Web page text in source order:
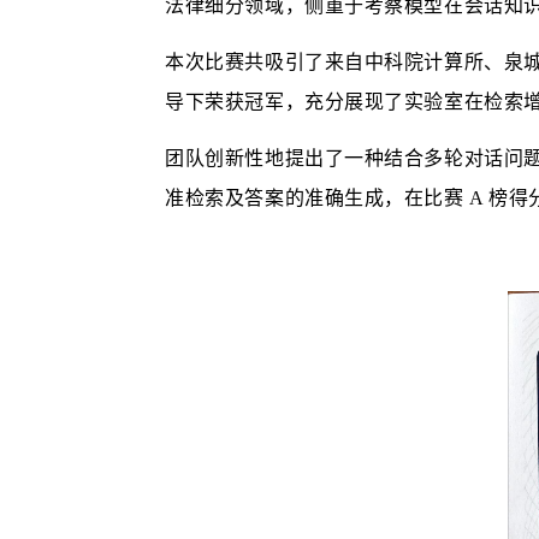
法律细分领域，侧重于考察模型在会话知
本次比赛共吸引了来自中科院计算所、泉
导下荣获冠军，充分展现了实验室在检索
团队创新性地提出了一种结合多轮对话问
准检索及答案的准确生成，在比赛 A 榜得